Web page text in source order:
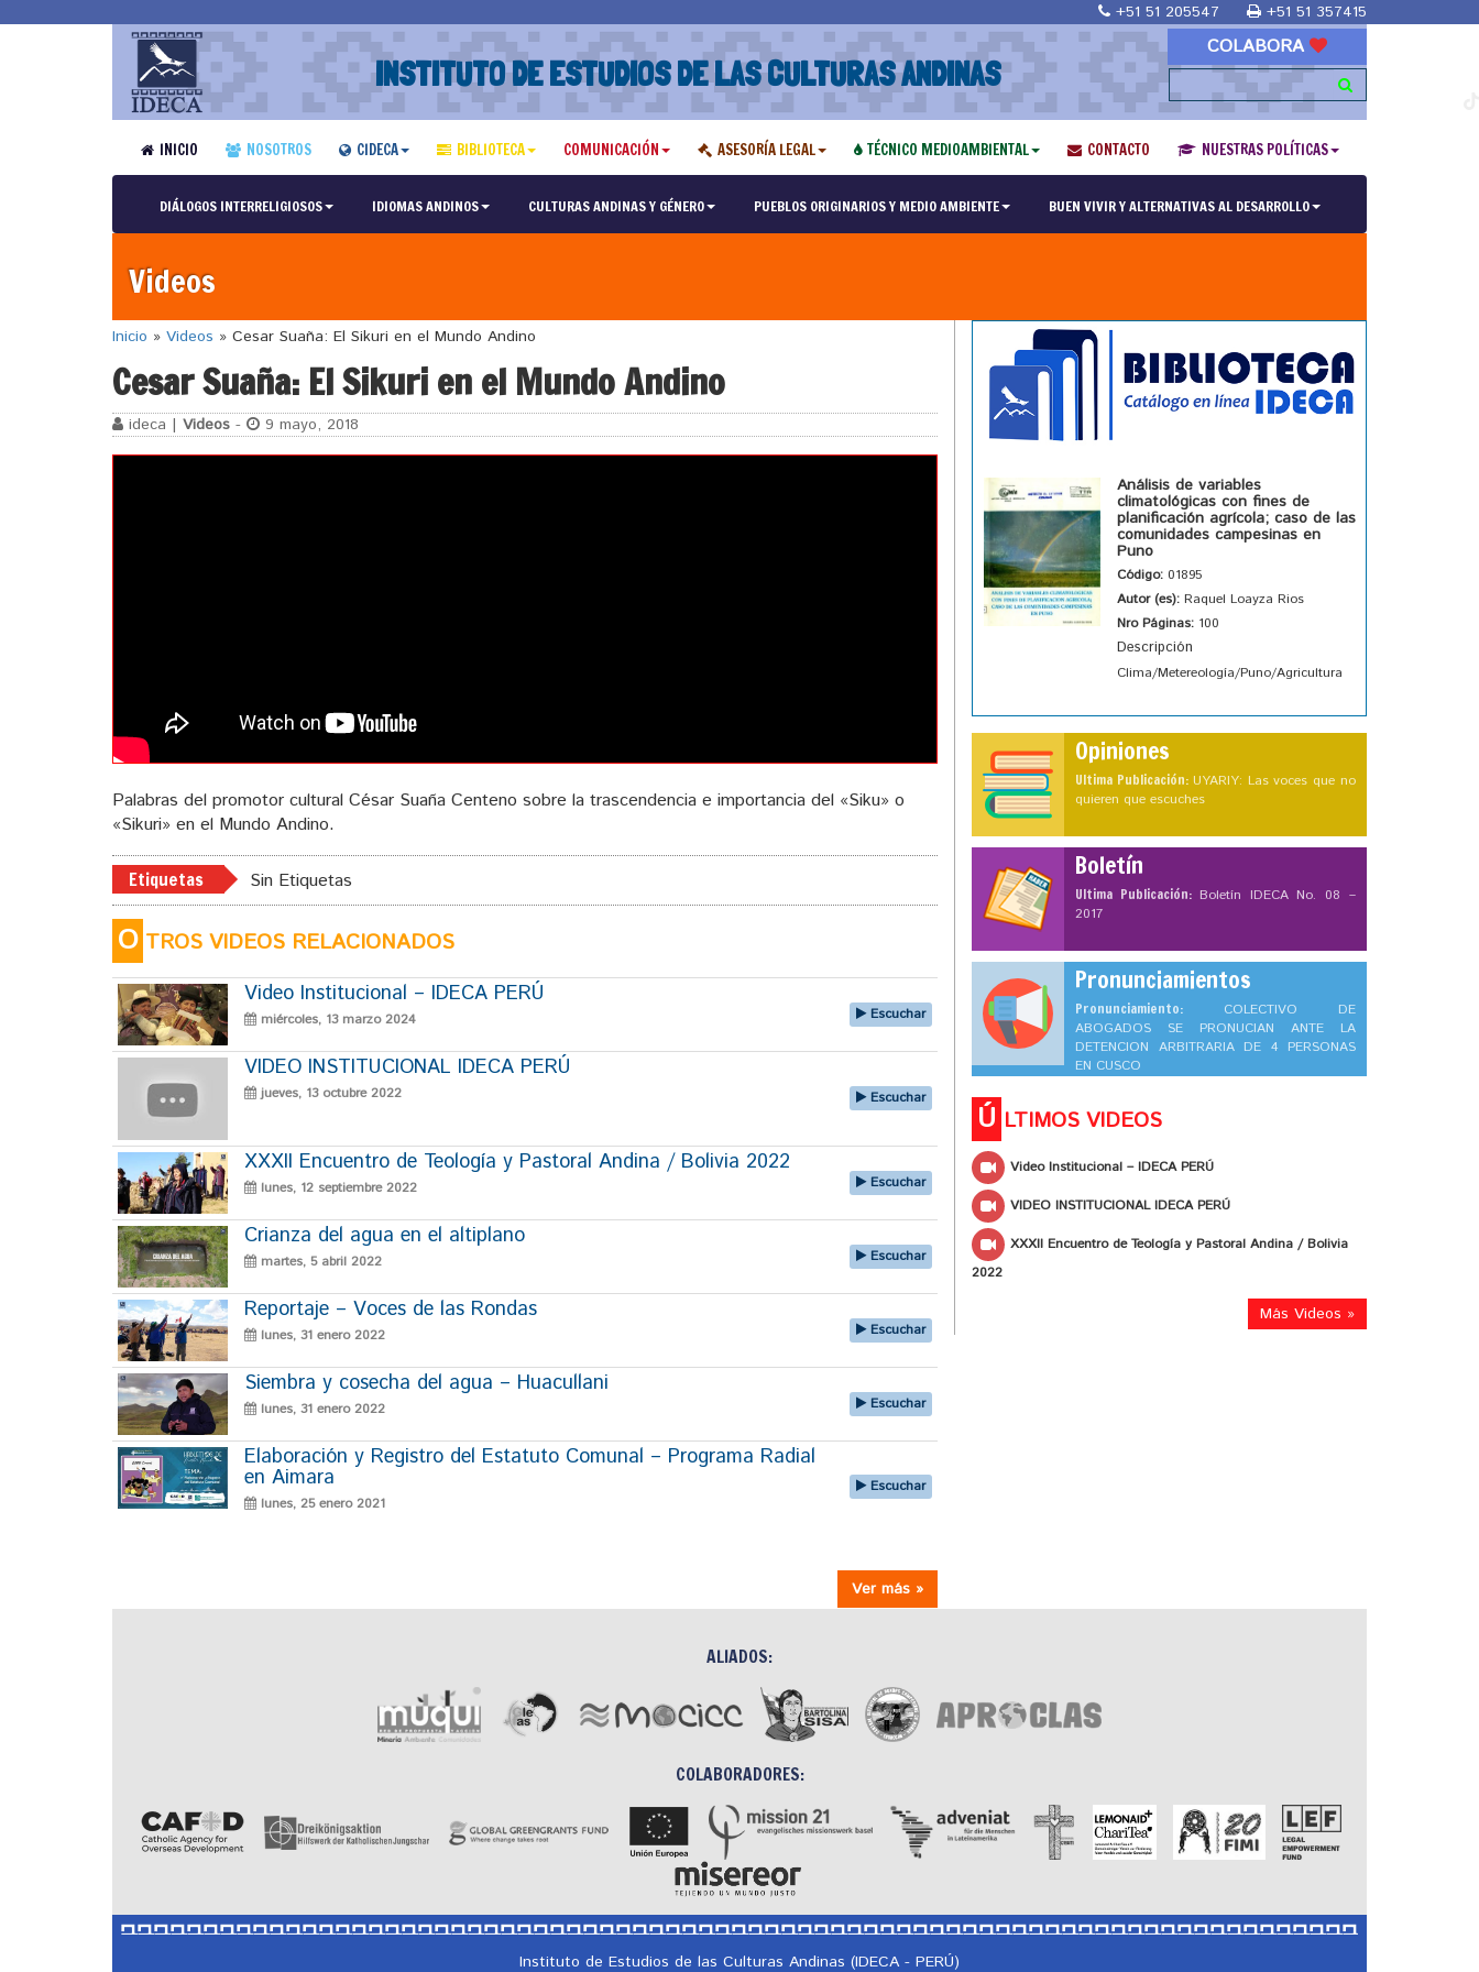
+51 51 205547 +51 51 357415
INSTITUTO DE ESTUDIOS DE LAS CULTURAS ANDINAS
COLABORA
INICIO NOSOTROS CIDECA BIBLIOTECA COMUNICACIÓN ASESORÍA LEGAL TÉCNICO MEDIOAMBIENTAL CONTACTO NUESTRAS POLÍTICAS
DIÁLOGOS INTERRELIGIOSOS IDIOMAS ANDINOS CULTURAS ANDINAS Y GÉNERO PUEBLOS ORIGINARIOS Y MEDIO AMBIENTE BUEN VIVIR Y ALTERNATIVAS AL DESARROLLO
Videos
Inicio » Videos » Cesar Suaña: El Sikuri en el Mundo Andino
Cesar Suaña: El Sikuri en el Mundo Andino
ideca | Videos - 9 mayo, 2018
Palabras del promotor cultural César Suaña Centeno sobre la trascendencia e importancia del «Siku» o
«Sikuri» en el Mundo Andino.
Etiquetas Sin Etiquetas
O TROS VIDEOS RELACIONADOS
Video Institucional – IDECA PERÚ
miércoles, 13 marzo 2024 Escuchar
VIDEO INSTITUCIONAL IDECA PERÚ
jueves, 13 octubre 2022 Escuchar
XXXII Encuentro de Teología y Pastoral Andina / Bolivia 2022
lunes, 12 septiembre 2022 Escuchar
Crianza del agua en el altiplano
martes, 5 abril 2022 Escuchar
Reportaje – Voces de las Rondas
lunes, 31 enero 2022 Escuchar
Siembra y cosecha del agua – Huacullani
lunes, 31 enero 2022 Escuchar
Elaboración y Registro del Estatuto Comunal – Programa Radial
en Aimara
lunes, 25 enero 2021
Escuchar
Ver más »
Análisis de variables
climatológicas con fines de
planificación agrícola; caso de las
comunidades campesinas en
Puno
Código: 01895
Autor (es): Raquel Loayza Rios
Nro Páginas: 100
Descripción
Clima/Metereología/Puno/Agricultura
Opiniones
Ultima Publicación: UYARIY: Las voces que no
quieren que escuches
Boletín
Ultima Publicación: Boletín IDECA No. 08 –
2017
Pronunciamientos
Pronunciamiento: COLECTIVO DE
ABOGADOS SE PRONUCIAN ANTE LA
DETENCION ARBITRARIA DE 4 PERSONAS
EN CUSCO
Ú LTIMOS VIDEOS
Video Institucional – IDECA PERÚ
VIDEO INSTITUCIONAL IDECA PERÚ
XXXII Encuentro de Teología y Pastoral Andina / Bolivia
2022
Más Videos »
ALIADOS:
COLABORADORES:
Instituto de Estudios de las Culturas Andinas (IDECA - PERÚ)